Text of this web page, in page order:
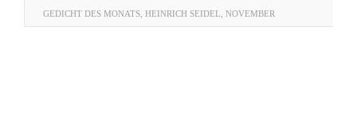
GEDICHT DES MONATS HEINRICH SEIDEL NOVEMBER